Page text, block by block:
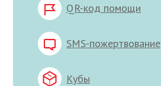
QR-код помощи
SMS-пожертвование
Кубы